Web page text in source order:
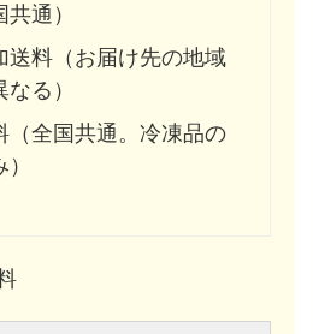
通）
送料（お届け先の地域
る）
（全国共通。冷凍品の